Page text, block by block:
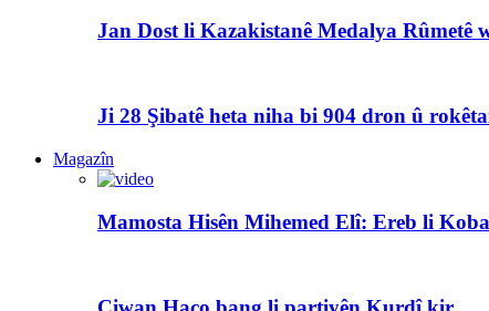
Jan Dost li Kazakistanê Medalya Rûmetê
Ji 28 Şibatê heta niha bi 904 dron û
Magazîn
Mamosta Hisên Mihemed Elî: Ereb li